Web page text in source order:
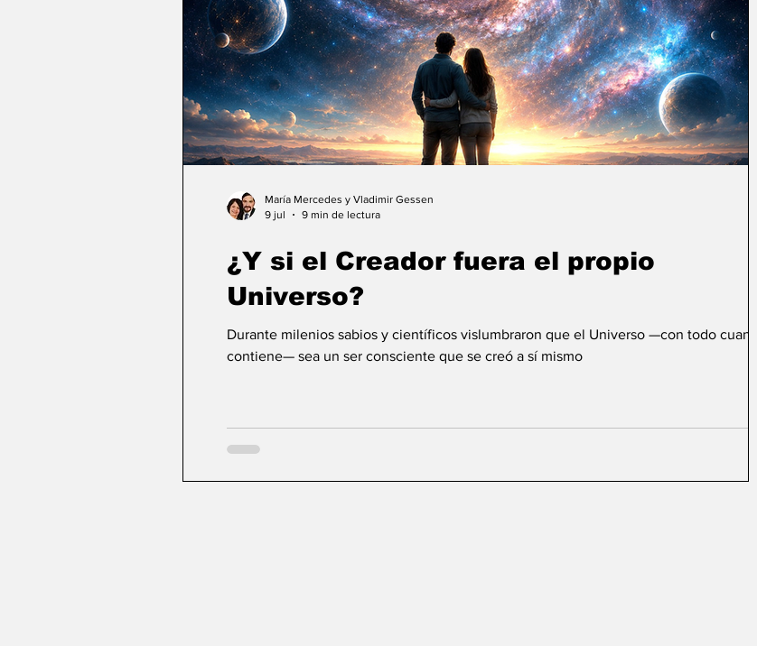
¿Y si el Creador fuera el propio
Universo?
Durante milenios sabios y científicos vislumbraron que el Universo —con todo cuanto
contiene— sea un ser consciente que se creó a sí mismo
María Mercedes y Vladimir Gessen
9 jul
9 min de lectura